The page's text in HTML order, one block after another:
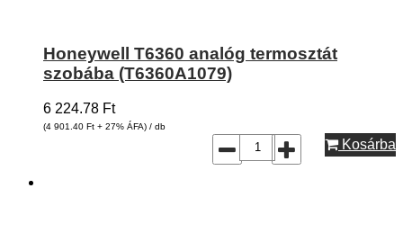
Honeywell T6360 analóg termosztát
szobába (T6360A1079)
6 224.78 Ft
(4 901.40 Ft + 27% ÁFA) / db
Kosárba